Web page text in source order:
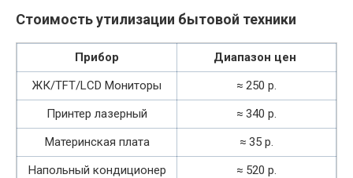
Стоимость утилизации бытовой техники
Прибор
Диапазон цен
ЖК/TFT/LCD Мониторы
≈ 250 р.
Принтер лазерный
≈ 340 р.
Материнская плата
≈ 35 р.
Напольный кондиционер
≈ 520 р.